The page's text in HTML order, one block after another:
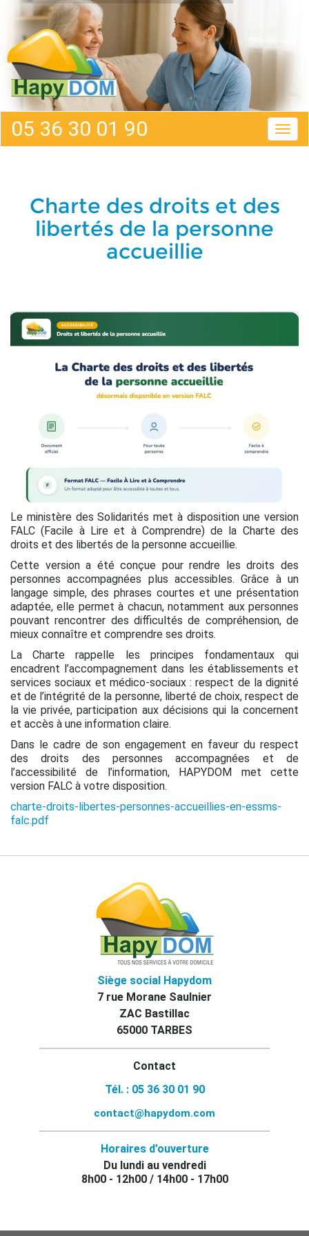
contenu
principal
05 36 30 01 90
Charte des droits et des
libertés de la personne
accueillie
Le ministère des Solidarités met à disposition une version
FALC (Facile à Lire et à Comprendre) de la Charte des
droits et des libertés de la personne accueillie.
Cette version a été conçue pour rendre les droits des
personnes accompagnées plus accessibles. Grâce à un
langage simple, des phrases courtes et une présentation
adaptée, elle permet à chacun, notamment aux personnes
pouvant rencontrer des difficultés de compréhension, de
mieux connaître et comprendre ses droits.
La Charte rappelle les principes fondamentaux qui
encadrent l’accompagnement dans les établissements et
services sociaux et médico-sociaux : respect de la dignité
et de l’intégrité de la personne, liberté de choix, respect de
la vie privée, participation aux décisions qui la concernent
et accès à une information claire.
Dans le cadre de son engagement en faveur du respect
des droits des personnes accompagnées et de
l’accessibilité de l’information, HAPYDOM met cette
version FALC à votre disposition.
charte-droits-libertes-personnes-accueillies-en-essms-
falc.pdf
Siège social Hapydom
7 rue Morane Saulnier
ZAC Bastillac
65000 TARBES
Contact
Tél. : 05 36 30 01 90
contact@hapydom.com
Horaires d’ouverture
Du lundi au vendredi
8h00 - 12h00 / 14h00 - 17h00
Panneau de gestion des cookies